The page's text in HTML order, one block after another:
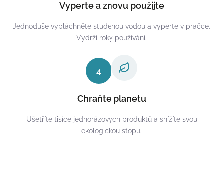
Vyperte a znovu použijte
Jednoduše vypláchněte studenou vodou a vyperte v pračce.
Vydrží roky používání.
4
Chraňte planetu
Ušetříte tisíce jednorázových produktů a snížíte svou
ekologickou stopu.